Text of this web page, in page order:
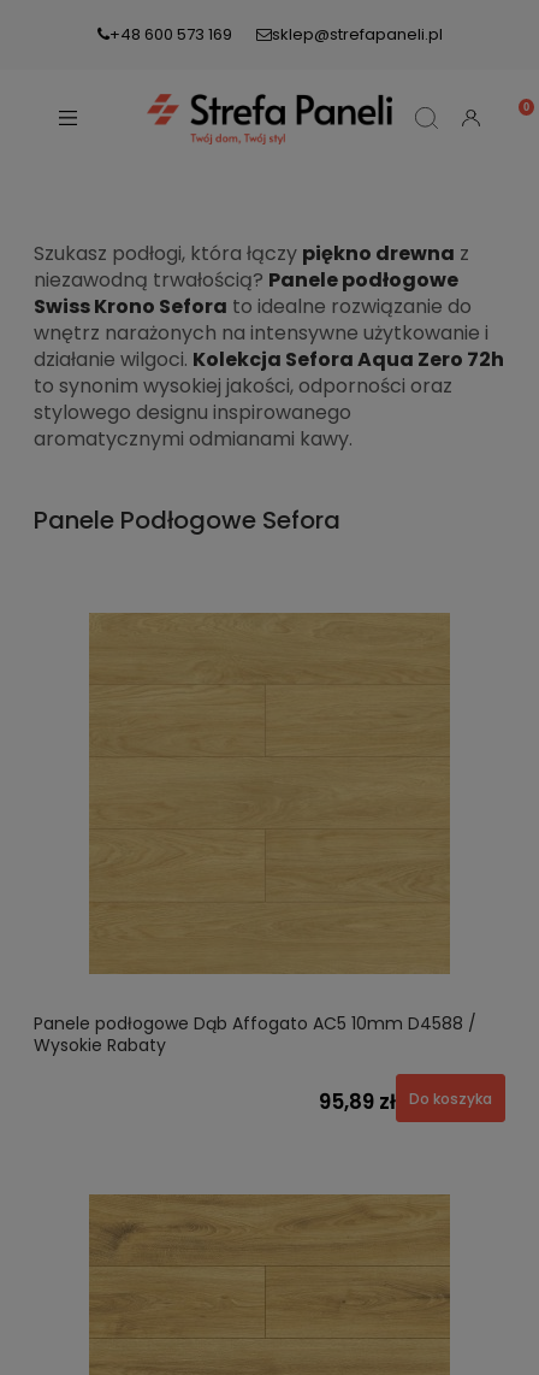
+48 600 573 169 sklep@strefapaneli.pl
Szukasz podłogi, która łączy piękno drewna z
niezawodną trwałością? Panele podłogowe
Swiss Krono Sefora to idealne rozwiązanie do
wnętrz narażonych na intensywne użytkowanie i
działanie wilgoci. Kolekcja Sefora Aqua Zero 72h
to synonim wysokiej jakości, odporności oraz
stylowego designu inspirowanego
aromatycznymi odmianami kawy.
Panele Podłogowe Sefora
Panele podłogowe Dąb Affogato AC5 10mm D4588 /
Wysokie Rabaty
95,89 zł Do koszyka